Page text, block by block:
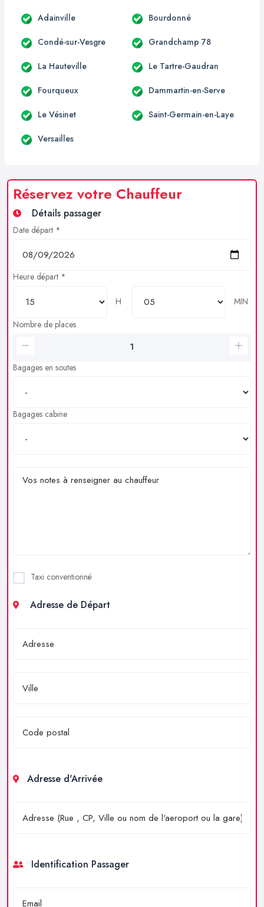
Adainville Bourdonné
Condé-sur-Vesgre Grandchamp 78
La Hauteville Le Tartre-Gaudran
Fourqueux Dammartin-en-Serve
Le Vésinet Saint-Germain-en-Laye
Versailles
Réservez votre Chauffeur
Détails passager
Date départ *
Heure départ *
H
MIN
Nombre de places
Bagages en soutes
Bagages cabine
Taxi conventionné
Adresse de Départ
Adresse d'Arrivée
Identification Passager